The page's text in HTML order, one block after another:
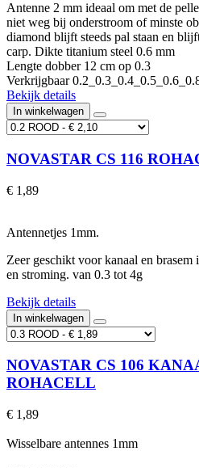
Antenne 2 mm ideaal om met de
niet weg bij onderstroom of minste
diamond blijft steeds pal staan en
carp. Dikte titanium steel 0.6 mm
Lengte dobber 12 cm op 0.3
Verkrijgbaar
Bekijk details
In winkelwagen
NOVASTAR CS 116
€ 1,89
Antennetjes 1mm.
Zeer geschikt voor kanaal en brasem
en stroming. van 0.3 tot 4g
Bekijk details
In winkelwagen
NOVASTAR CS 106
ROHACELL
€ 1,89
Wisselbare antennes 1mm